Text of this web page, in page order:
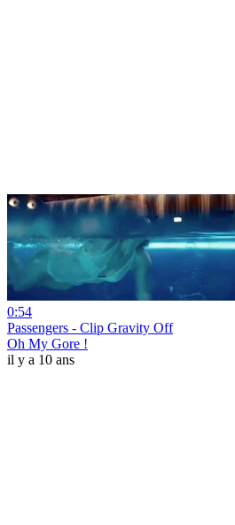
0:54
Passengers - Clip Gravity Off
Oh My Gore !
il y a 10 ans